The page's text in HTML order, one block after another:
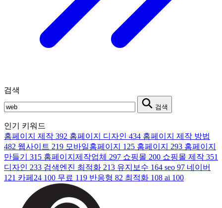
검색
검색
인기 키워드
홈페이지 제작 392 홈페이지 디자인 434 홈페이지 제작 방법
482 웹사이트 219 모바일홈페이지 125 홈페이지 293 홈페이지
만들기
315 홈페이지제작업체 297 쇼핑몰 200 쇼핑몰 제작 351
디자인 233 검색엔진 최적화 213 유지보수 164 seo 97 네이버
121 카페24 100 무료 119 반응형 82 최적화 108 ai 100